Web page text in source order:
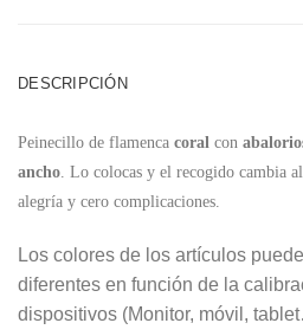
DESCRIPCIÓN
Peinecillo de flamenca coral con
ancho. Lo colocas y el recogido cambia
alegría y cero complicaciones.
Los colores de los artículos
diferentes en función de la
dispositivos (Monitor, móvil,